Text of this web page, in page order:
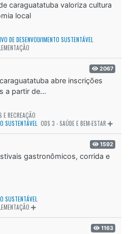
caraguatatuba valoriza cultura
local
DE DESENVOLVIMENTO SUSTENTÁVEL
2067
abre inscrições
a partir de...
E RECREAÇÃO
SUSTENTÁVEL ODS 3 - SAÚDE E BEM-ESTAR
1592
gastronômicos, corrida e
SUSTENTÁVEL
1163